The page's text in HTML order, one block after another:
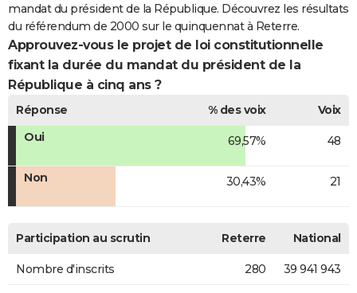
mandat du président de la République. Découvrez les résultats
du référendum de 2000 sur le quinquennat à Reterre.
Approuvez-vous le projet de loi constitutionnelle
fixant la durée du mandat du président de la
République à cinq ans ?
Réponse % des voix
Voix
Oui
69,57% 48
Non 30,43% 21
Participation au scrutin Reterre National
Nombre d'inscrits 280 39 941 943